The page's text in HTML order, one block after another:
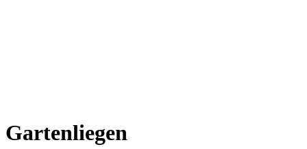
Gartenliegen